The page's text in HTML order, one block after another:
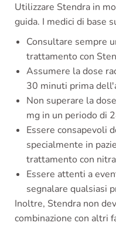
Utilizzare Stendra in
guida. I medici di base
Consultare sempre
trattamento con
Assumere la dose
30 minuti prima
Non superare la
mg in un periodo di
Essere consapevoli
specialmente in
trattamento con
Essere attenti a
segnalare qualsiasi
Inoltre, Stendra non
combinazione con altri